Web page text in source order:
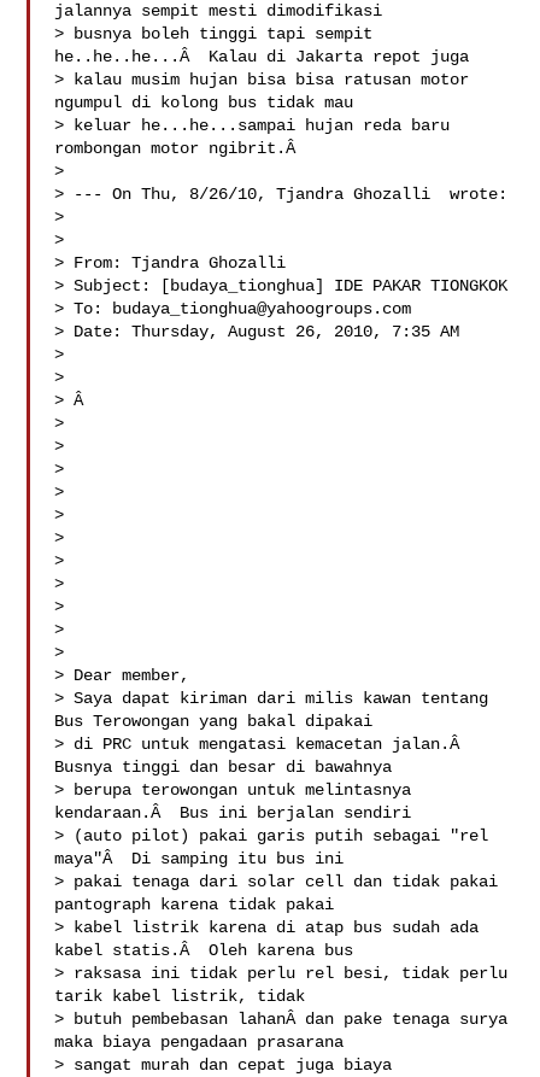
jalannya sempit mesti dimodifikasi
> busnya boleh tinggi tapi sempit
he..he..he...Â  Kalau di Jakarta repot juga
> kalau musim hujan bisa bisa ratusan motor
ngumpul di kolong bus tidak mau
> keluar he...he...sampai hujan reda baru
rombongan motor ngibrit.Â
>
> --- On Thu, 8/26/10, Tjandra Ghozalli  wrote:
>
>
> From: Tjandra Ghozalli
> Subject: [budaya_tionghua] IDE PAKAR TIONGKOK
> To:
budaya_tionghua@yahoogroups.com
> Date: Thursday, August 26, 2010, 7:35 AM
>
>
> Â
>
>
>
>
>
>
>
>
>
>
>
> Dear member,
> Saya dapat kiriman dari milis kawan tentang
Bus Terowongan yang bakal dipakai
> di PRC untuk mengatasi kemacetan jalan.Â
Busnya tinggi dan besar di bawahnya
> berupa terowongan untuk melintasnya
kendaraan.Â  Bus ini berjalan sendiri
> (auto pilot) pakai garis putih sebagai "rel
maya"Â  Di samping itu bus ini
> pakai tenaga dari solar cell dan tidak pakai
pantograph karena tidak pakai
> kabel listrik karena di atap bus sudah ada
kabel statis.Â  Oleh karena bus
> raksasa ini tidak perlu rel besi, tidak perlu
tarik kabel listrik, tidak
> butuh pembebasan lahanÂ dan pake tenaga surya
maka biaya pengadaan prasarana
> sangat murah dan cepat juga biaya